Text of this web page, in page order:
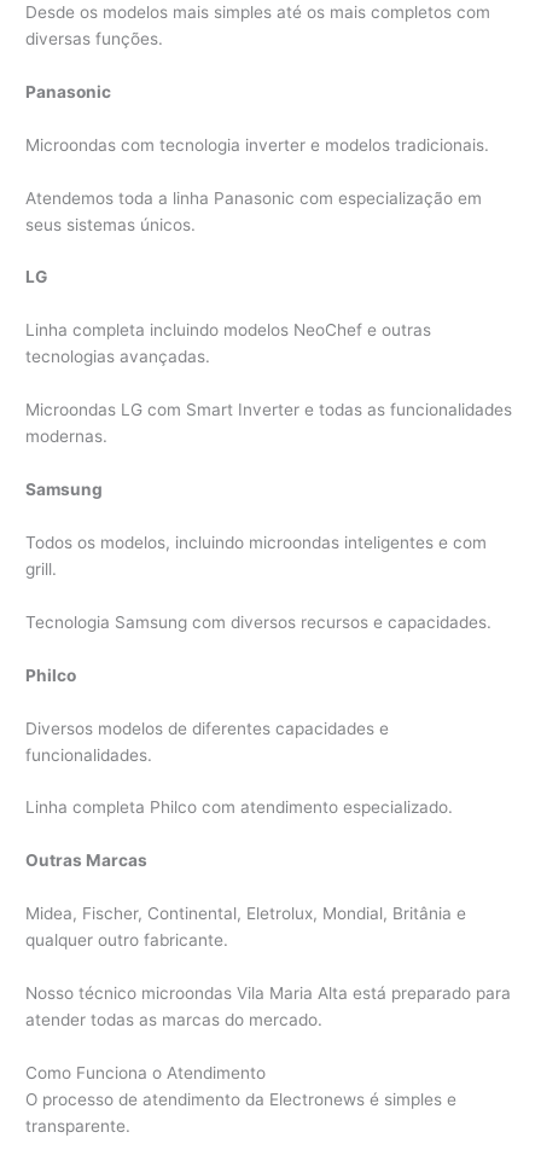
Desde os modelos mais simples até os mais completos com
diversas funções.
Panasonic
Microondas com tecnologia inverter e modelos tradicionais.
Atendemos toda a linha Panasonic com especialização em
seus sistemas únicos.
LG
Linha completa incluindo modelos NeoChef e outras
tecnologias avançadas.
Microondas LG com Smart Inverter e todas as funcionalidades
modernas.
Samsung
Todos os modelos, incluindo microondas inteligentes e com
grill.
Tecnologia Samsung com diversos recursos e capacidades.
Philco
Diversos modelos de diferentes capacidades e
funcionalidades.
Linha completa Philco com atendimento especializado.
Outras Marcas
Midea, Fischer, Continental, Eletrolux, Mondial, Britânia e
qualquer outro fabricante.
Nosso técnico microondas Vila Maria Alta está preparado para
atender todas as marcas do mercado.
Como Funciona o Atendimento
O processo de atendimento da Electronews é simples e
transparente.